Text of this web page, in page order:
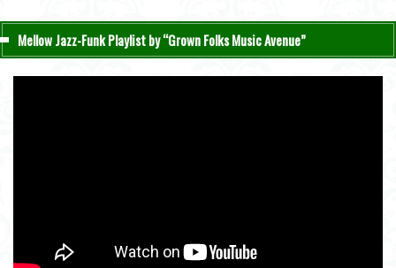
Mellow Jazz-Funk Playlist by “Grown Folks Music Avenue”